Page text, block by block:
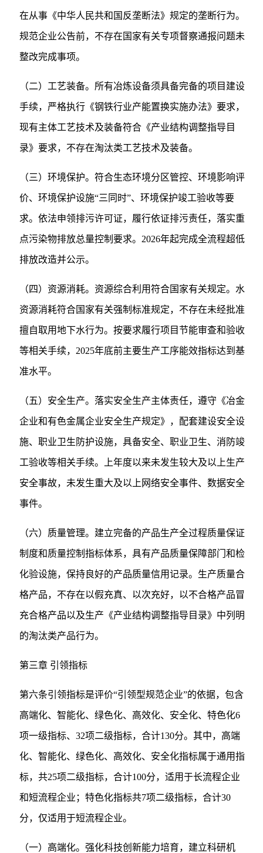
在从事《中华人民共和国反垄断法》规定的垄断行为。
规范企业公告前，不存在国家有关专项督察通报问题未
整改完成事项。
（二）工艺装备。所有冶炼设备须具备完备的项目建设
手续，严格执行《钢铁行业产能置换实施办法》要求，
现有主体工艺技术及装备符合《产业结构调整指导目
录》要求，不存在淘汰类工艺技术及装备。
（三）环境保护。符合生态环境分区管控、环境影响评
价、环境保护设施“三同时”、环境保护竣工验收等要
求。依法申领排污许可证，履行依证排污责任，落实重
点污染物排放总量控制要求。2026年起完成全流程超低
排放改造并公示。
（四）资源消耗。资源综合利用符合国家有关规定。水
资源消耗符合国家有关强制标准规定，不存在未经批准
擅自取用地下水行为。按要求履行项目节能审查和验收
等相关手续，2025年底前主要生产工序能效指标达到基
准水平。
（五）安全生产。落实安全生产主体责任，遵守《冶金
企业和有色金属企业安全生产规定》，配套建设安全设
施、职业卫生防护设施，具备安全、职业卫生、消防竣
工验收等相关手续。上年度以来未发生较大及以上生产
安全事故，未发生重大及以上网络安全事件、数据安全
事件。
（六）质量管理。建立完备的产品生产全过程质量保证
制度和质量控制指标体系，具有产品质量保障部门和检
化验设施，保持良好的产品质量信用记录。生产质量合
格产品，不存在以假充真、以次充好，以不合格产品冒
充合格产品以及生产《产业结构调整指导目录》中列明
的淘汰类产品行为。
第三章 引领指标
第六条引领指标是评价“引领型规范企业”的依据，包含
高端化、智能化、绿色化、高效化、安全化、特色化6
项一级指标、32项二级指标，合计130分。其中，高端
化、智能化、绿色化、高效化、安全化指标属于通用指
标，共25项二级指标，合计100分，适用于长流程企业
和短流程企业；特色化指标共7项二级指标，合计30
分，仅适用于短流程企业。
（一）高端化。强化科技创新能力培育，建立科研机